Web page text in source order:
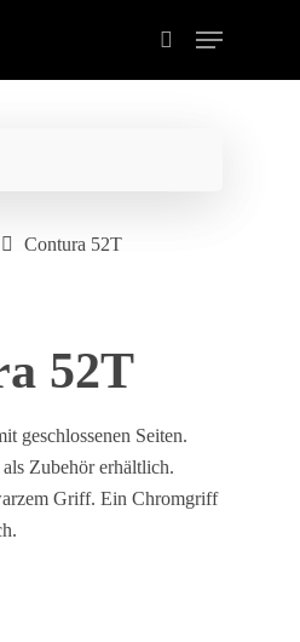
Contura 52T
52T
geschlossenen Seiten.
Zubehör erhältlich.
Griff. Ein Chromgriff